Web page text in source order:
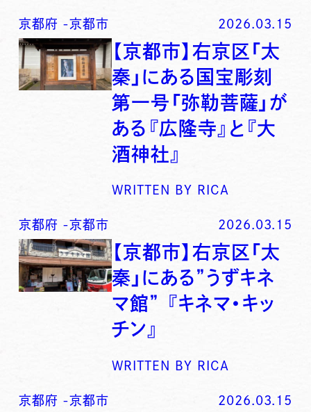
京都府 -京都市 2026.03.15
【京都市】右京区「太
秦」にある国宝彫刻
第一号「弥勒菩薩」が
ある『広隆寺』と『大
酒神社』
WRITTEN BY RICA
京都府 -京都市 2026.03.15
【京都市】右京区「太
秦」にある”うずキネ
マ館” 『キネマ・キッ
チン』
WRITTEN BY RICA
京都府 -京都市 2026.03.15